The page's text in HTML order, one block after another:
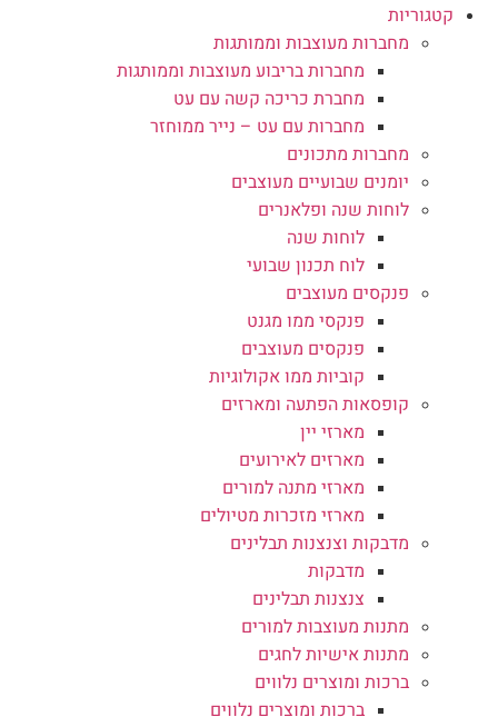
קטגוריות
מחברות מעוצבות וממותגות
מחברות בריבוע מעוצבות וממותגות
מחברת כריכה קשה עם עט
מחברות עם עט – נייר ממוחזר
מחברות מתכונים
יומנים שבועיים מעוצבים
לוחות שנה ופלאנרים
לוחות שנה
לוח תכנון שבועי
פנקסים מעוצבים
פנקסי ממו מגנט
פנקסים מעוצבים
קוביות ממו אקולוגיות
קופסאות הפתעה ומארזים
מארזי יין
מארזים לאירועים
מארזי מתנה למורים
מארזי מזכרות מטיולים
מדבקות וצנצנות תבלינים
מדבקות
צנצנות תבלינים
מתנות מעוצבות למורים
מתנות אישיות לחגים
ברכות ומוצרים נלווים
ברכות ומוצרים נלווים